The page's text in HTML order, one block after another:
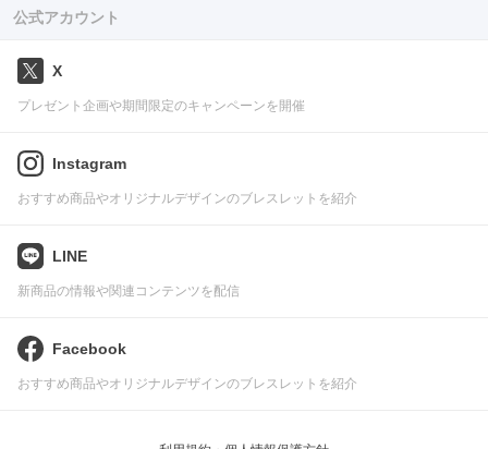
公式アカウント
X
プレゼント企画や期間限定のキャンペーンを開催
Instagram
おすすめ商品やオリジナルデザインのブレスレットを紹介
LINE
新商品の情報や関連コンテンツを配信
Facebook
おすすめ商品やオリジナルデザインのブレスレットを紹介